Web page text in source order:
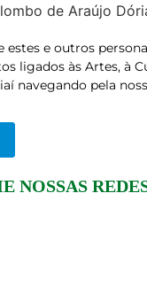
de Araújo
estes e outros
ligados às Artes, à
navegando pela
NOSSAS